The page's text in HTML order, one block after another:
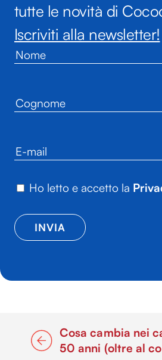
tutte le novità di
Iscriviti alla newsletter!
Ho letto e accetto la
Cosa cambia nei
50 anni (oltre al